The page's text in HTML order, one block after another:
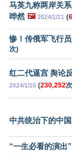
马英九称两岸关
哗然 🖼️ 2024/1/11 (
惨！传俄军飞行
次)
红二代逼宫 舆论
2024/1/10 (230,252
中共统治下的中
“一生必看的演出